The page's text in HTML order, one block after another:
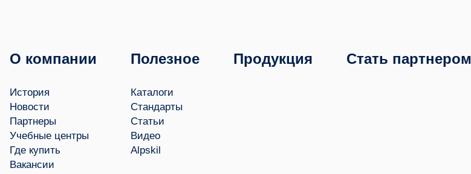
О компании
История
Новости
Партнеры
Учебные центры
Где купить
Вакансии
Полезное
Каталоги
Стандарты
Статьи
Видео
Alpskil
Продукция Стать партнером